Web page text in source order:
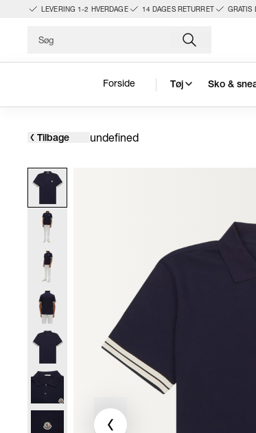
LEVERING 1-2 HVERDAGE 14 DAGES RETURRET GRATIS
Forside Tøj Sko &
Tilbage undefined